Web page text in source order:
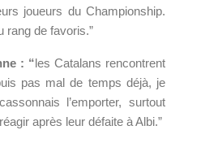
joueurs du Championship.
rang de favoris.”
: “les Catalans rencontrent
pas mal de temps déjà, je
l’emporter, surtout
après leur défaite à Albi.”